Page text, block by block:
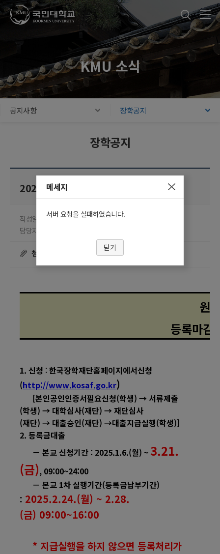
주메뉴 바로가기
본문내용 바로가기
푸터 바로가기
국민대학교
KMU 소식
공지사항 장학공지
장학공지
2025학년도 1학기 학자금대출 신청안내
작성일 2025.01.06
담당부서 학생지원팀
담당자 정민경
첨부파일
원
등록마감
1. 신청 :한국장학재단홈페이지에서신청
(http://www.kosaf.go.kr)
[본인공인인증서필요신청(학생) → 서류제출
(학생) → 대학심사(재단) → 재단심사
(재단) → 대출승인(재단) →대출지급실행(학생)]
2. 등록금대출
－ 본교 신청기간 : 2025.1.6.(월) ~ 3.21.
(금), 09:00~24:00
－ 본교 1차 실행기간(등록금납부기간)
: 2025.2.24.(월) ~ 2.28.
(금) 09:00~16:00
* 지급실행을 하지 않으면 등록처리가
메세지
서버 요청을 실패하였습니다.
닫기